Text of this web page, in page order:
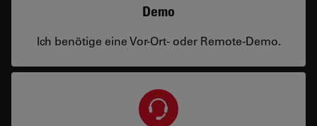
Demo
Ich benötige eine Vor-Ort- oder Remote-Demo.